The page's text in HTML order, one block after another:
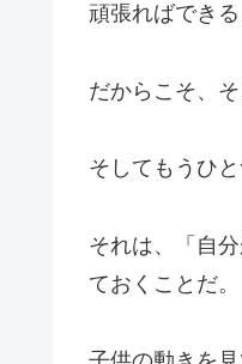
頑張ればでき
だからこそ、
そしてもうひと
それは、「自
ておくことだ。